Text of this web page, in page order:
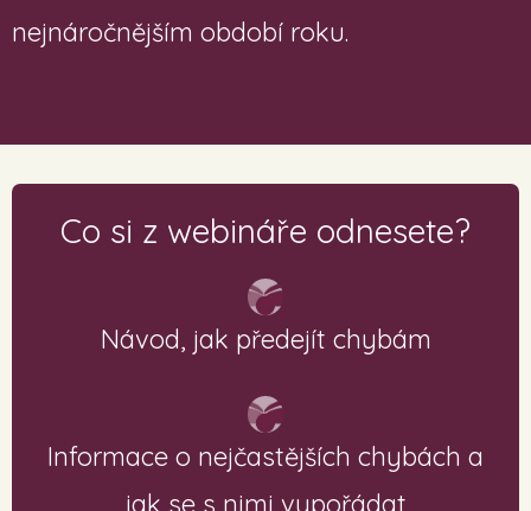
nejnáročnějším období roku.
Co si z webináře odnesete?
Návod, jak předejít chybám
Informace o nejčastějších chybách a
jak se s nimi vypořádat